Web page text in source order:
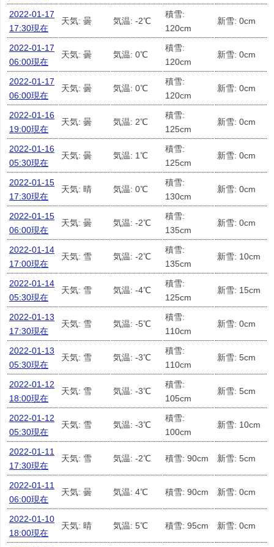
2022-01-17
17:30現在
天気: 曇 気温: -2℃
積雪:
120cm
新雪: 0cm
2022-01-17
06:00現在
天気: 曇 気温: 0℃
積雪:
120cm
新雪: 0cm
2022-01-17
06:00現在
天気: 曇 気温: 0℃
積雪:
120cm
新雪: 0cm
2022-01-16
19:00現在
天気: 曇 気温: 2℃
積雪:
125cm
新雪: 0cm
2022-01-16
05:30現在
天気: 曇 気温: 1℃
積雪:
125cm
新雪: 0cm
2022-01-15
17:30現在
天気: 晴 気温: 0℃
積雪:
130cm
新雪: 0cm
2022-01-15
06:00現在
天気: 曇 気温: -2℃
積雪:
135cm
新雪: 0cm
2022-01-14
17:00現在
天気: 雪 気温: -2℃
積雪:
135cm
新雪: 10cm
2022-01-14
05:30現在
天気: 雪 気温: -4℃
積雪:
125cm
新雪: 15cm
2022-01-13
17:30現在
天気: 雪 気温: -5℃
積雪:
110cm
新雪: 0cm
2022-01-13
05:30現在
天気: 雪 気温: -3℃
積雪:
110cm
新雪: 5cm
2022-01-12
18:00現在
天気: 雪 気温: -3℃
積雪:
105cm
新雪: 5cm
2022-01-12
05:30現在
天気: 雪 気温: -3℃
積雪:
100cm
新雪: 10cm
2022-01-11
17:30現在
天気: 雪 気温: -2℃ 積雪: 90cm 新雪: 5cm
2022-01-11
06:00現在
天気: 曇 気温: 4℃ 積雪: 90cm 新雪: 0cm
2022-01-10
18:00現在
天気: 晴 気温: 5℃ 積雪: 95cm 新雪: 0cm